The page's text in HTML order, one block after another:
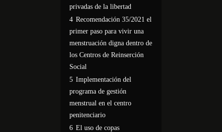
privadas de la libertad
4 Recomendación 35/2021 el
primer paso para vivir una
menstruación digna dentro de
los Centros de Reinserción
Social
5 Implementación del
programa de gestión
menstrual en el centro
penitenciario
6 El uso de copas